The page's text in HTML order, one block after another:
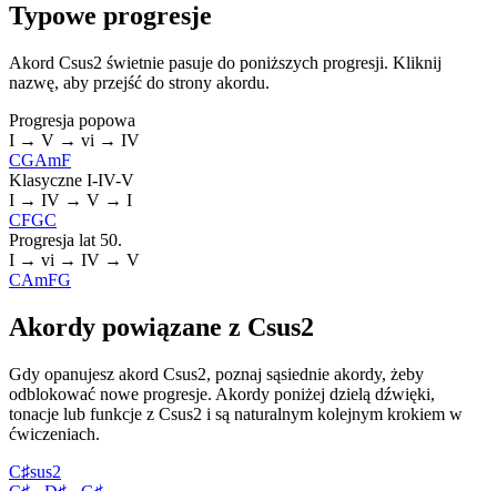
Typowe progresje
Akord Csus2 świetnie pasuje do poniższych progresji. Kliknij
nazwę, aby przejść do strony akordu.
Progresja popowa
I → V → vi → IV
CGAmF
Klasyczne I-IV-V
I → IV → V → I
CFGC
Progresja lat 50.
I → vi → IV → V
CAmFG
Akordy powiązane z Csus2
Gdy opanujesz akord Csus2, poznaj sąsiednie akordy, żeby
odblokować nowe progresje. Akordy poniżej dzielą dźwięki,
tonacje lub funkcje z Csus2 i są naturalnym kolejnym krokiem w
ćwiczeniach.
C♯sus2